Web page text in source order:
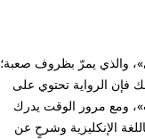
والذي يمرّ بظروف صعبة؛
فإن الرواية تحتوي على
ومع مرور الوقت يدرك
الإنكليزية وشرحٍ عن